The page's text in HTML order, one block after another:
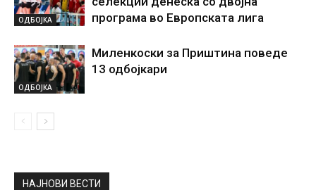
ОДБОЈКА
програма во Европската лига
ОДБОЈКА
Миленкоски за Приштина поведе
13 одбојкари
НАЈНОВИ ВЕСТИ